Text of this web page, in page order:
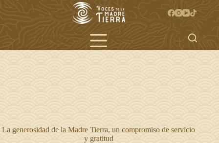
La generosidad de la Madre Tierra, un compromiso de servicio
y gratitud